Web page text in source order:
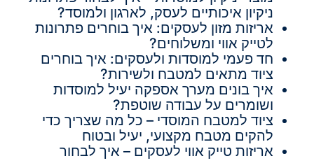
ניקיון איכותיים לעסק, לארגון ולמוסד?
אריזות מזון לעסקים: איך בוחרים פתרונות
לטייק אווי ומשלוחים?
חד פעמי למוסדות ולעסקים: איך בוחרים
ציוד מתאים למטבח ולשירות?
איך בונים מערך אספקה יעיל למוסדות
ושומרים על עבודה שוטפת?
ציוד למטבח המוסדי – כל מה שצריך כדי
להקים מטבח מקצועי, יעיל ובטוח
אריזות טייק אווי לעסקים – איך לבחור